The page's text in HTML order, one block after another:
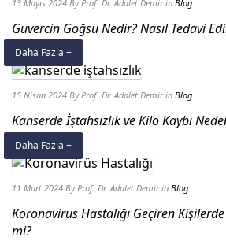
13 Mayıs 2024 By Prof. Dr. Adalet Demir in Blog
Güvercin Göğsü Nedir? Nasıl Tedavi
Daha Fazla +
15 Nisan 2024 By Prof. Dr. Adalet Demir in Blog
Kanserde İştahsızlık ve Kilo Kaybı
Daha Fazla +
11 Mart 2024 By Prof. Dr. Adalet Demir in Blog
Koronavirüs Hastalığı Geçiren
mi?